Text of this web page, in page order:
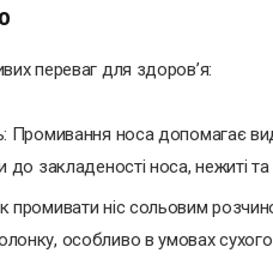
переваг для здоров’я:
носа допомагає
до закладеності носа, нежиті
промивати ніс сольовим
особливо в умовах